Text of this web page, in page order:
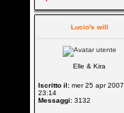
Lucio's will
Elle & Kira
Iscritto il: mer 25 apr 2007,
23:14
Messaggi: 3132